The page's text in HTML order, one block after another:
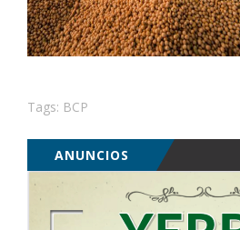
Tags: BCP
ANUNCIOS